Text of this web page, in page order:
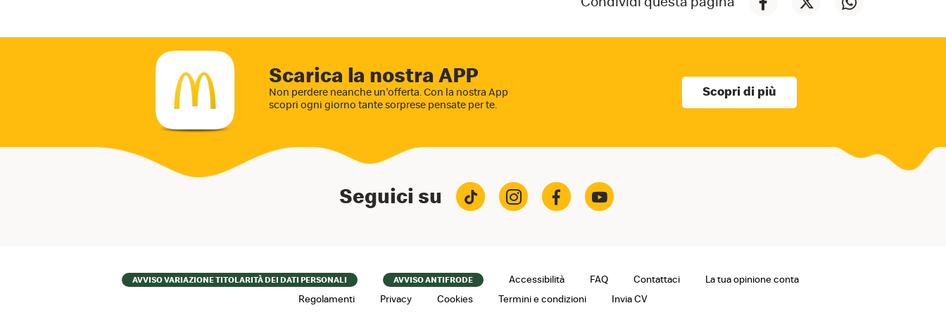
Scarica la nostra APP
Non perdere neanche un'offerta. Con la nostra App
scopri ogni giorno tante sorprese pensate per te.
Scopri di più
Seguici su
FooterAVVISO VARIAZIONE TITOLARITÀ DEI DATI PERSONALI AVVISO ANTIFRODE Accessibilità FAQ Contattaci
La tua opinione conta
Regolamenti
Privacy Cookies Termini e condizioni Invia CV